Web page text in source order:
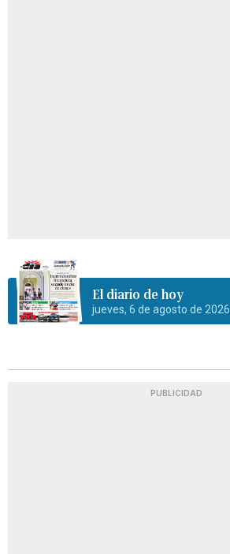
El diario de hoy
jueves, 6 de agosto de 2026
PUBLICIDAD